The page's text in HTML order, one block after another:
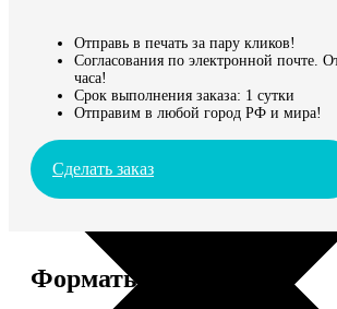
Отправь в печать за пару кликов!
Согласования по электронной почте.
часа!
Срок выполнения заказа: 1 сутки
Отправим в любой город РФ и мира!
Сделать заказ
Форматы и цены